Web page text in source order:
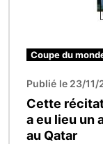
Coupe du
Publié le 23/11/
Cette
a eu lieu un
au Qatar